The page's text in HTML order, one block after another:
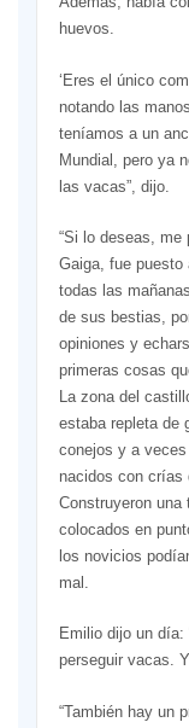
huevos.
‘Eres el único
notando las
teníamos a un
Mundial, pero ya
las vacas”, dijo.
“Si lo deseas, me
Gaiga, fue puesto
todas las
de sus bestias,
opiniones y
primeras cosas
La zona del
estaba repleta de
conejos y a veces
nacidos con crías
Construyeron una
colocados en
los novicios
mal.
Emilio dijo un
perseguir vacas.
“También hay un